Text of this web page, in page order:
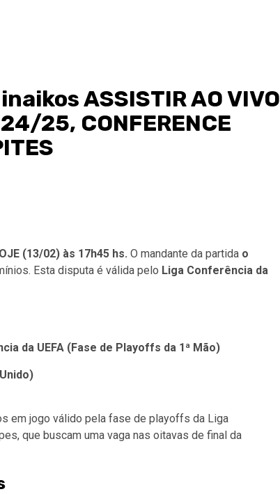
ASSISTIR AO VIVO
25, CONFERENCE
(13/02) às 17h45 hs. O mandante da partida o
Esta disputa é válida pelo Liga Conferência da
da UEFA (Fase de Playoffs da 1ª Mão)
em jogo válido pela fase de playoffs da Liga
que buscam uma vaga nas oitavas de final da